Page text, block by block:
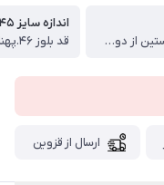
قد بلوز ۳۹.پهنا از یکطرف ۲۹.قد آستین از دوخت سرشانه ۳۰ ، قد شلوار ۵۲ سانت
اندازه سایز ۴۵
ارسال از قزوین